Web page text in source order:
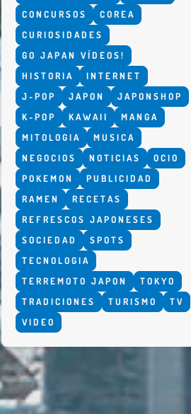
CONCURSOS
COREA
CURIOSIDADES
GO JAPAN VÍDEOS!
HISTORIA
INTERNET
J-POP
JAPON
JAPONSHOP
K-POP
KAWAII
MANGA
MITOLOGIA
MUSICA
NEGOCIOS
NOTICIAS
OCIO
POKEMON
PUBLICIDAD
RAMEN
RECETAS
REFRESCOS JAPONESES
SOCIEDAD
SPOTS
TECNOLOGIA
TERREMOTO JAPON
TOKYO
TRADICIONES
TURISMO
TV
VIDEO